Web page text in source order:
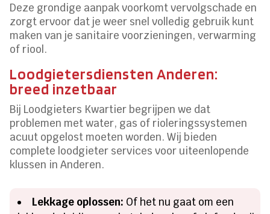
Deze grondige aanpak voorkomt vervolgschade en
zorgt ervoor dat je weer snel volledig gebruik kunt
maken van je sanitaire voorzieningen, verwarming
of riool.
Loodgietersdiensten Anderen:
breed inzetbaar
Bij Loodgieters Kwartier begrijpen we dat
problemen met water, gas of rioleringssystemen
acuut opgelost moeten worden. Wij bieden
complete loodgieter services voor uiteenlopende
klussen in Anderen.
Lekkage oplossen: Of het nu gaat om een